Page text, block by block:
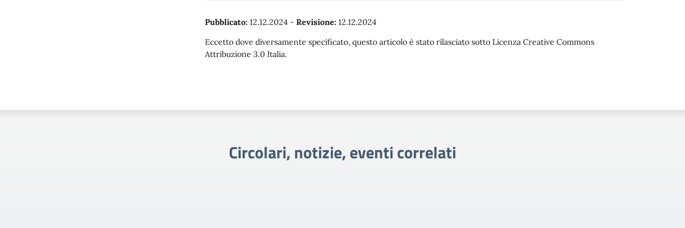
Pubblicato: 12.12.2024 - Revisione: 12.12.2024
Eccetto dove diversamente specificato, questo articolo è stato rilasciato sotto Licenza Creative Commons
Attribuzione 3.0 Italia.
Circolari, notizie, eventi correlati